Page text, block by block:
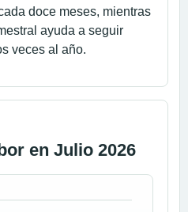
doce meses, mientras
ayuda a seguir
veces al año.
en Julio 2026